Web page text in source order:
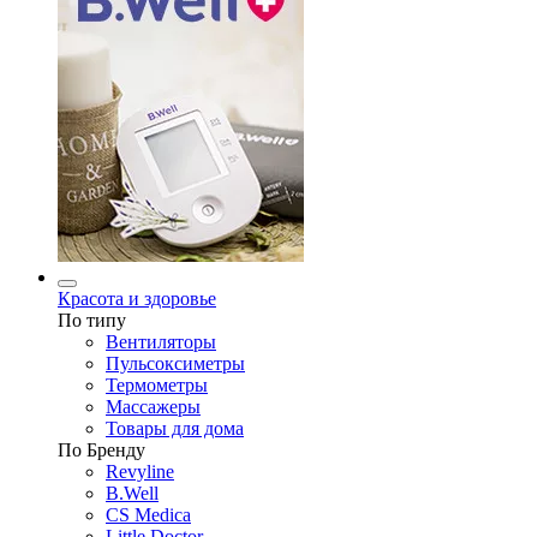
Красота и здоровье
По типу
Вентиляторы
Пульсоксиметры
Термометры
Массажеры
Товары для дома
По Бренду
Revyline
B.Well
CS Medica